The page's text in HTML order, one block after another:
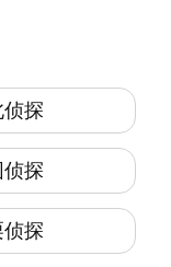
侦探
探
探